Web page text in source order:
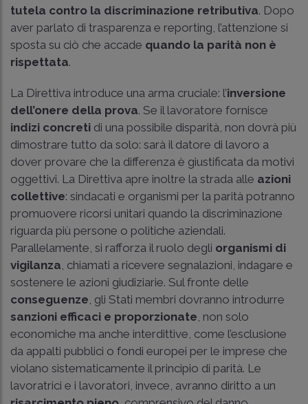
tutela contro la discriminazione retributiva. Dopo
aver parlato di trasparenza e reporting, l’attenzione si
sposta su ciò che accade quando la parità non è
rispettata.
La Direttiva introduce una arma cruciale: l’inversione
dell’onere della prova. Se il lavoratore fornisce
indizi concreti di una possibile disparità, non dovrà più
dimostrare tutto da solo: sarà il datore di lavoro a
dover provare che la differenza è giustificata da motivi
oggettivi. La Direttiva apre inoltre la strada alle azioni
collettive: sindacati e organismi per la parità potranno
promuovere ricorsi unitari quando la discriminazione
riguarda più persone o politiche aziendali.
Parallelamente, si rafforza il ruolo degli organismi di
vigilanza, chiamati a ricevere segnalazioni, indagare e
sostenere le azioni giudiziarie. Sul fronte delle
conseguenze, gli Stati membri dovranno introdurre
sanzioni efficaci e proporzionate, non solo
economiche ma anche interdittive, come l’esclusione
da appalti pubblici o fondi europei per le imprese che
violano sistematicamente il principio di parità. Le
lavoratrici e i lavoratori, invece, avranno diritto a un